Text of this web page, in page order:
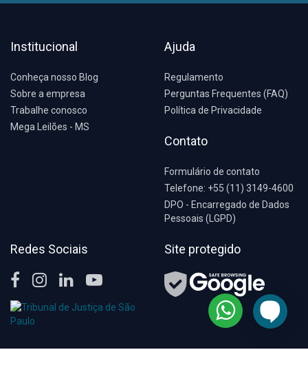
Institucional
Conheça nosso Blog
Sobre a empresa
Trabalhe conosco
Mega Leilões - MS
Ajuda
Regulamento
Perguntas Frequentes (FAQ)
Política de Privacidade
Contato
Formulário de contato
Telefone: +55 (11) 3149-4600
DPO - Encarregado de Dados
Pessoais (LGPD)
Redes Sociais Site protegido